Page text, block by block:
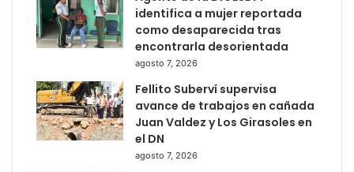
identifica a mujer reportada
como desaparecida tras
encontrarla desorientada
agosto 7, 2026
Fellito Suberví supervisa
avance de trabajos en cañada
Juan Valdez y Los Girasoles en
el DN
agosto 7, 2026